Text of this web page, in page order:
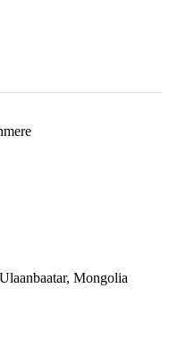
Mongolia